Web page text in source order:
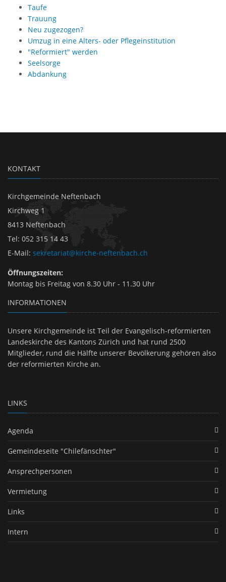
Taufe
Trauung
Neu zugezogen?
Umzug in eine Alters- oder Pflegeinstitution
"Reformiert" werden
Seelsorge
Abdankung
KONTAKT
Kirchgemeinde Neftenbach
Kirchweg 1
8413 Neftenbach
Tel: 052 315 14 43
E-Mail: sekretariat@kirche-neftenbach.ch
Öffnungszeiten:
Montag bis Freitag von 8.30 Uhr - 11.30 Uhr
INFORMATIONEN
Unsere Kirchgemeinde ist Teil der Evangelisch-reformierten
Landeskirche des Kantons Zürich und hat rund 2500
Mitglieder, rund die Hälfte unserer Bevölkerung gehören also
der reformierten Kirche an.
LINKS
Agenda
Gemeindeseite "Chilefänschter"
Ansprechpersonen
Vermietung
Links
Intern